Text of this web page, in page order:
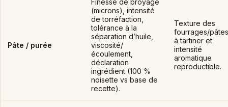
Pâte / purée
Finesse de broyage
(microns), intensité
de torréfaction,
tolérance à la
séparation d’huile,
viscosité/
écoulement,
déclaration
ingrédient (100 %
noisette vs base de
recette).
Texture des
fourrages/pâtes
à tartiner et
intensité
aromatique
reproductible.